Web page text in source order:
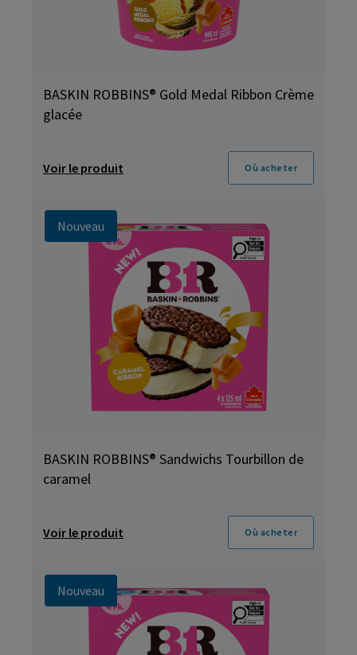
BASKIN ROBBINS® Gold Medal Ribbon Crème
glacée
Voir le produit Où acheter
Nouveau
BASKIN ROBBINS® Sandwichs Tourbillon de
caramel
Voir le produit Où acheter
Nouveau